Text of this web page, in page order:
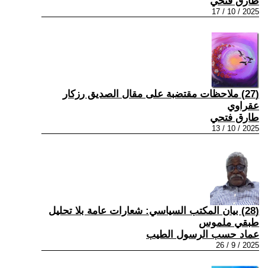
2025 / 10 / 17
(27) ملاحظات مقتضبة على مقال الصديق رزكار
عقراوي
طارق فتحي
2025 / 10 / 13
(28) بيان المكتب السياسي: شعارات عامة بلا تحليل
طبقي ملموس
عماد حسب الرسول الطيب
2025 / 9 / 26